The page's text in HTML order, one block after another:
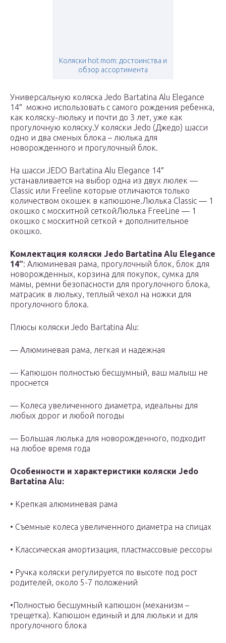
Коляски hot mom: достоинства и
обзор ассортимента
Универсальную коляска Jedo Bartatina Alu Elegance
14″ можно использовать с самого рождения ребенка,
как коляску-люльку и почти до 3 лет, уже как
прогулочную коляску.У коляски Jedo (Джедо) шасси
одно и два сменых блока – люлька для
новорожденного и прогулочный блок.
На шасси JEDO Bartatina Alu Elegance 14″
устанавливается на выбор одна из двух люлек —
Classic или Freeline которые отличаются только
количеством окошек в капюшоне.Люлька Classic — 1
окошко с москитной сеткойЛюлька FreeLine — 1
окошко с москитной сеткой + дополнительное
окошко.
Комлектация коляски Jedo Bartatina Alu Elegance
14″: Алюминевая рама, прогулочный блок, блок для
новорожденных, корзина для покупок, сумка для
мамы, ремни безопасности для прогулочного блока,
матрасик в люльку, теплый чехол на ножки для
прогулочного блока.
Плюсы коляски Jedo Bartatina Alu:
— Алюминевая рама, легкая и надежная
— Капюшон полностью бесшумный, ваш малыш не
проснется
— Колеса увеличенного диаметра, идеальны для
любых дорог и любой погоды
— Большая люлька для новорожденного, подходит
на любое время года
Особенности и характеристики коляски Jedo
Bartatina Alu:
• Крепкая алюминевая рама
• Съемные колеса увеличенного диаметра на спицах
• Классическая амортизация, пластмассовые рессоры
• Ручка коляски регулируется по высоте под рост
родителей, около 5-7 положений
•Полностью бесшумный капюшон (механизм –
трещетка). Капюшон единый и для люльки и для
прогулочного блока